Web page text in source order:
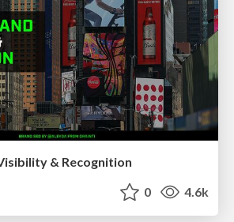
& Recognition
0 4.6k